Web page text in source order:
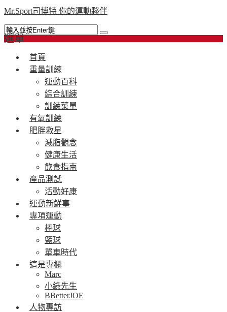
Mr.Sport司博特 你的運動夥伴
選單
首頁
重量訓練
運動百科
綜合訓練
訓練菜單
有氧訓練
肥胖救星
減脂觀念
健康生活
飲食指南
產品測試
活動好康
運動新鮮事
專項運動
棒球
籃球
單車時代
這是專欄
Marc
小綠先生
BBetterJOE
人物專訪